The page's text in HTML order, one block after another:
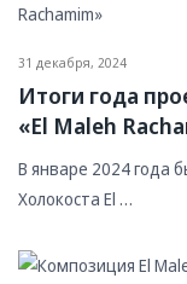
31 декабря, 2024
Итоги года
«El Maleh
В январе 2024 года
Холокоста El …